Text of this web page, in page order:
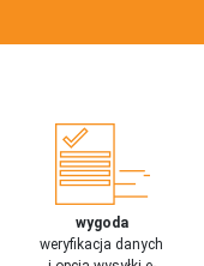
wygoda
weryfikacja danych